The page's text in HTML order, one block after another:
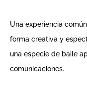
Una experiencia
forma creativa y
una especie de baile
comunicaciones.